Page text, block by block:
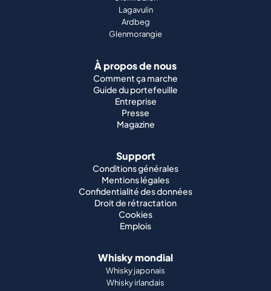
Lagavulin
Ardbeg
Glenmorangie
À propos de nous
Comment ça marche
Guide du portefeuille
Entreprise
Presse
Magazine
Support
Conditions générales
Mentions légales
Confidentialité des données
Droit de rétractation
Cookies
Emplois
Whisky mondial
Whisky japonais
Whisky irlandais